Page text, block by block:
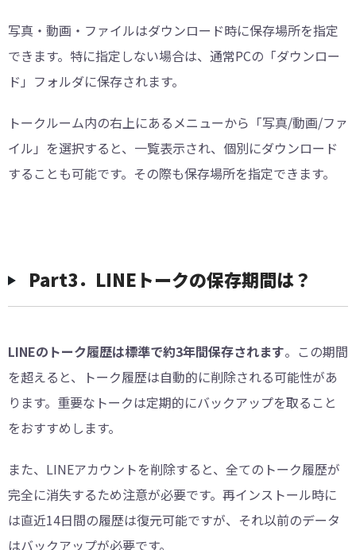
写真・動画・ファイルはダウンロード時に保存場所を指定
できます。特に指定しない場合は、通常PCの「ダウンロー
ド」フォルダに保存されます。
トークルーム内の右上にあるメニューから「写真/動画/ファ
イル」を選択すると、一覧表示され、個別にダウンロード
することも可能です。その際も保存場所を指定できます。
Part3．LINEトークの保存期間は？
LINEのトーク履歴は標準で約3年間保存されます。この期間
を超えると、トーク履歴は自動的に削除される可能性があ
ります。重要なトークは定期的にバックアップを取ること
をおすすめします。
また、LINEアカウントを削除すると、全てのトーク履歴が
完全に消失するため注意が必要です。再インストール時に
は直近14日間の履歴は復元可能ですが、それ以前のデータ
はバックアップが必要です。